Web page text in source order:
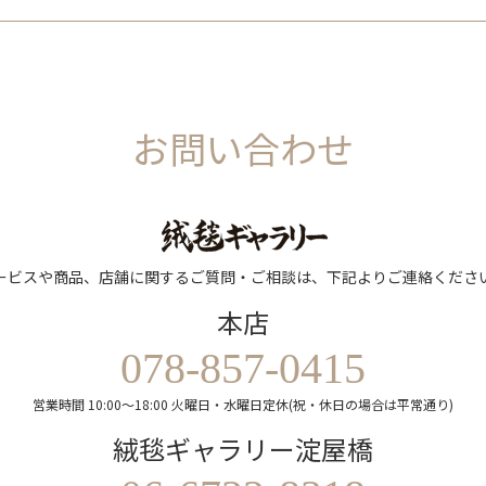
お問い合わせ
ビスや商品、店舗に関するご質問・ご相談は、下記よりご連絡くださ
本店
078-857-0415
営業時間 10:00～18:00 火曜日・水曜日定休(祝・休日の場合は平常通り)
絨毯ギャラリー淀屋橋